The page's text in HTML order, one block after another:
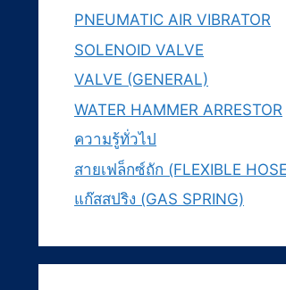
PNEUMATIC AIR VIBRATOR
SOLENOID VALVE
VALVE (GENERAL)
WATER HAMMER ARRESTOR
ความรู้ทั่วไป
สายเฟล็กซ์ถัก (FLEXIBLE
แก๊สสปริง (GAS SPRING)